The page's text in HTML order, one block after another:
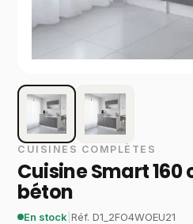
CUISINES COMPLÈTES
Cuisine Smart
béton
En stock |Réf.D1_2FO4WOEU21